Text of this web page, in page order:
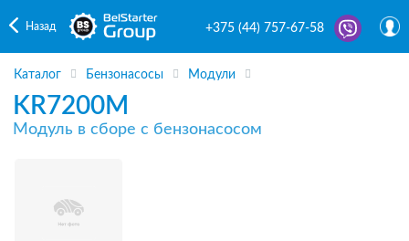
Назад +375 (44) 757-67-58
Каталог Бензонасосы Модули
KR7200M
Модуль в сборе с бензонасосом